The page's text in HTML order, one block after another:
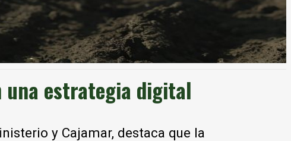
una estrategia digital
y Cajamar, destaca que la